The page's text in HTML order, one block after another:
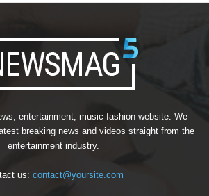
entertainment, music fashion website. We
breaking news and videos straight from the
entertainment industry.
us: contact@yoursite.com